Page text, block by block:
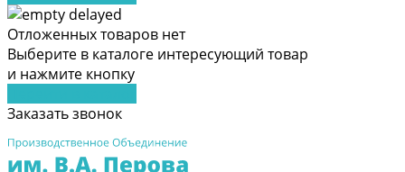
Отложенных товаров нет
Выберите в каталоге интересующий товар
и нажмите кнопку
Заказать звонок